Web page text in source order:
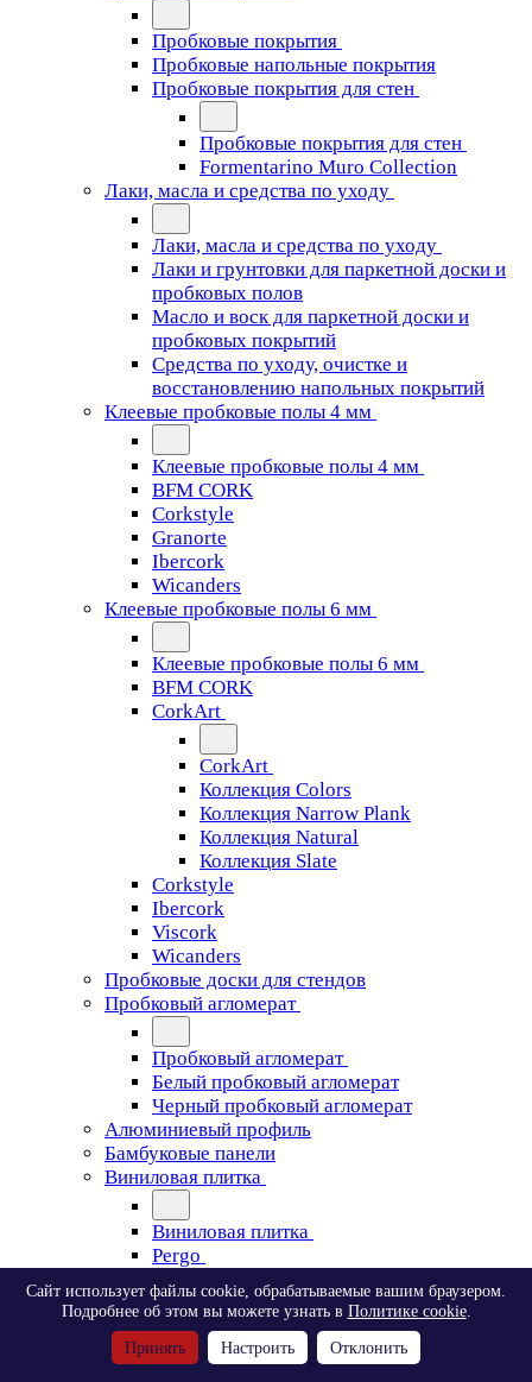
Пробковые покрытия
Пробковые напольные покрытия
Пробковые покрытия для стен
Пробковые покрытия для стен
Formentarino Muro Collection
Лаки, масла и средства по уходу
Лаки, масла и средства по уходу
Лаки и грунтовки для паркетной доски и
пробковых полов
Масло и воск для паркетной доски и
пробковых покрытий
Средства по уходу, очистке и
восстановлению напольных покрытий
Клеевые пробковые полы 4 мм
Клеевые пробковые полы 4 мм
BFM CORK
Corkstyle
Granorte
Ibercork
Wicanders
Клеевые пробковые полы 6 мм
Клеевые пробковые полы 6 мм
BFM CORK
CorkArt
CorkArt
Коллекция Colors
Коллекция Narrow Plank
Коллекция Natural
Коллекция Slate
Corkstyle
Ibercork
Viscork
Wicanders
Пробковые доски для стендов
Пробковый агломерат
Пробковый агломерат
Белый пробковый агломерат
Черный пробковый агломерат
Алюминиевый профиль
Бамбуковые панели
Виниловая плитка
Виниловая плитка
Pergo
Pergo
Classic Plank Optimum Glue
Modern Plank Optimum Glue
Сайт использует файлы cookie, обрабатываемые вашим браузером.
Подробнее об этом вы можете узнать в Политике cookie.
Принять Настроить Отклонить